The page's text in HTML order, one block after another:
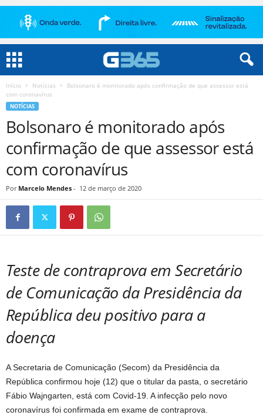
Início Notícias
Bolsonaro é monitorado após confirmação de que assessor está
com coronavírus
NOTÍCIAS
Bolsonaro é monitorado após
confirmação de que assessor está
com coronavírus
Por Marcelo Mendes - 12 de março de 2020
Teste de contraprova em Secretário
de Comunicação da Presidência da
República deu positivo para a
doença
A Secretaria de Comunicação (Secom) da Presidência da
República confirmou hoje (12) que o titular da pasta, o secretário
Fábio Wajngarten, está com Covid-19. A infecção pelo novo
coronavírus foi confirmada em exame de contraprova.